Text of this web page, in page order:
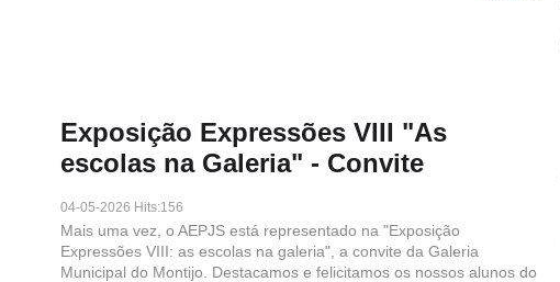
Exposição Expressões VIII "As
escolas na Galeria" - Convite
04-05-2026 Hits:156
Mais uma vez, o AEPJS está representado na "Exposição
Expressões VIII: as escolas na galeria", a convite da Galeria
Municipal do Montijo. Destacamos e felicitamos os nossos alunos do